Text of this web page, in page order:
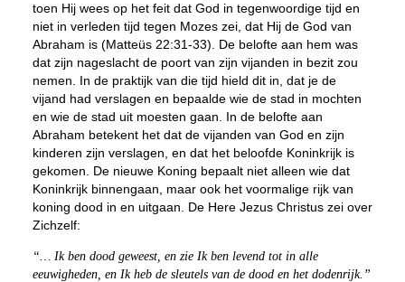
toen Hij wees op het feit dat God in tegenwoordige tijd en
niet in verleden tijd tegen Mozes zei, dat Hij de God van
Abraham is (Matteüs 22:31-33). De belofte aan hem was
dat zijn nageslacht de poort van zijn vijanden in bezit zou
nemen. In de praktijk van die tijd hield dit in, dat je de
vijand had verslagen en bepaalde wie de stad in mochten
en wie de stad uit moesten gaan. In de belofte aan
Abraham betekent het dat de vijanden van God en zijn
kinderen zijn verslagen, en dat het beloofde Koninkrijk is
gekomen. De nieuwe Koning bepaalt niet alleen wie dat
Koninkrijk binnengaan, maar ook het voormalige rijk van
koning dood in en uitgaan. De Here Jezus Christus zei over
Zichzelf:
“… Ik ben dood geweest, en zie Ik ben levend tot in alle
eeuwigheden, en Ik heb de sleutels van de dood en het dodenrijk.”